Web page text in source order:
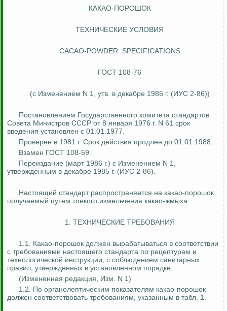
КАКАО-ПОРОШОК
ТЕХНИЧЕСКИЕ УСЛОВИЯ
CACAO-POWDER. SPECIFICATIONS
ГОСТ 108-76
(с Изменением N 1, утв. в декабре 1985 г. (ИУС 2-86))
Постановлением Государственного комитета стандартов
Совета Министров СССР от 8 января 1976 г. N 61 срок
введения установлен с 01.01.1977.
Проверен в 1981 г. Срок действия продлен до 01.01.1988.
Взамен ГОСТ 108-59.
Переиздание (март 1986 г.) с Изменением N 1,
утвержденным в декабре 1985 г. (ИУС 2-86).
Настоящий стандарт распространяется на какао-порошок,
получаемый путем тонкого измельчения какао-жмыха.
1. ТЕХНИЧЕСКИЕ ТРЕБОВАНИЯ
1.1. Какао-порошок должен вырабатываться в соответствии
с требованиями настоящего стандарта по рецептурам и
технологической инструкции, с соблюдением санитарных
правил, утвержденных в установленном порядке.
(Измененная редакция, Изм. N 1)
1.2. По органолептическим показателям какао-порошок
должен соответствовать требованиям, указанным в табл. 1.